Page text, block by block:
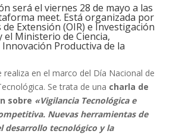
será el viernes 28 de mayo a las
meet. Está organizada por
Extensión (OIR) e Investigación
el Ministerio de Ciencia,
Productiva de la
realiza en el marco del Día Nacional de
Se trata de una charla de
sobre «Vigilancia Tecnológica e
Nuevas herramientas de
desarrollo tecnológico y la